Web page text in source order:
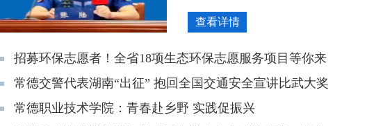
查看详情
招募环保志愿者！全省18项生态环保志愿服务项目等你来
常德交警代表湖南“出征” 抱回全国交通安全宣讲比武大奖
常德职业技术学院：青春赴乡野 实践促振兴